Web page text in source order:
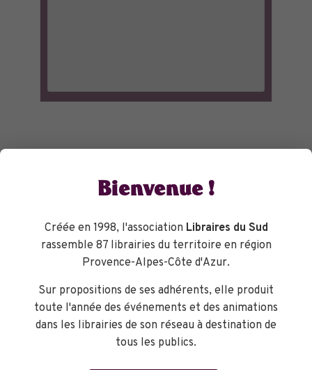
Bienvenue !
Créée en 1998, l'association Libraires du Sud
rassemble 87 librairies du territoire en région
Provence-Alpes-Côte d'Azur.
Sur propositions de ses adhérents, elle produit
toute l'année des événements et des animations
dans les librairies de son réseau à destination de
tous les publics.